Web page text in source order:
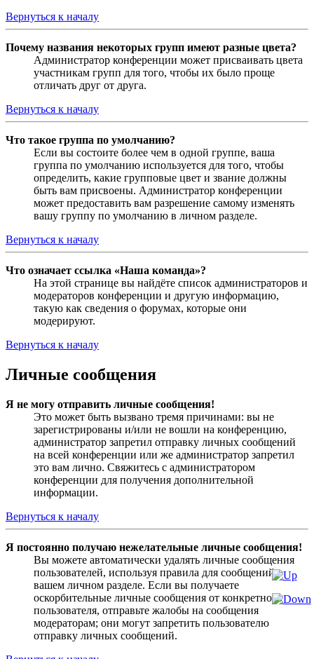
Вернуться к началу
Почему названия некоторых групп имеют разные цвета?
Администратор конференции может присваивать цвета
участникам групп для того, чтобы их было проще
отличать друг от друга.
Вернуться к началу
Что такое группа по умолчанию?
Если вы состоите более чем в одной группе, ваша
группа по умолчанию используется для того, чтобы
определить, какие групповые цвет и звание должны
быть вам присвоены. Администратор конференции
может предоставить вам разрешение самому изменять
вашу группу по умолчанию в личном разделе.
Вернуться к началу
Что означает ссылка «Наша команда»?
На этой странице вы найдёте список администраторов и
модераторов конференции и другую информацию,
такую как сведения о форумах, которые они
модерируют.
Вернуться к началу
Личные сообщения
Я не могу отправить личные сообщения!
Это может быть вызвано тремя причинами: вы не
зарегистрированы и/или не вошли на конференцию,
администратор запретил отправку личных сообщений
на всей конференции или же администратор запретил
это вам лично. Свяжитесь с администратором
конференции для получения дополнительной
информации.
Вернуться к началу
Я постоянно получаю нежелательные личные сообщения!
Вы можете автоматически удалять личные сообщения
пользователей, используя правила для сообщений в
вашем личном разделе. Если вы получаете
оскорбительные личные сообщения от конкретного
пользователя, отправьте жалобы на сообщения
модераторам; они могут запретить пользователю
отправку личных сообщений.